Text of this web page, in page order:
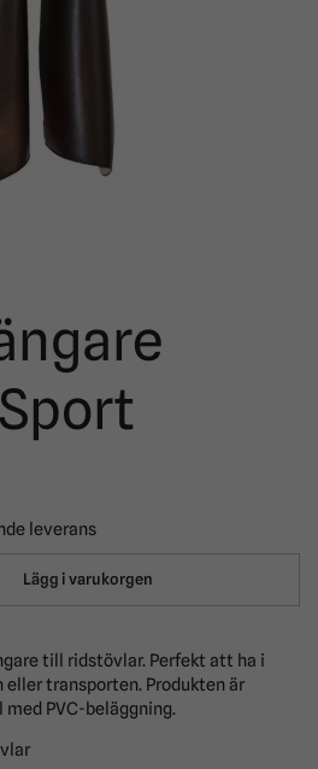
leverans
Lägg i varukorgen
till ridstövlar. Perfekt att ha i
transporten. Produkten är
PVC-beläggning.